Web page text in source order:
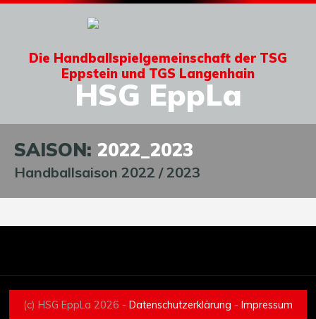
Die Handballspielgemeinschaft der TSG
Eppstein und TGS Langenhain
HSG EppLa
SAISON: 2022_2023
Handballsaison 2022 / 2023
(c) HSG EppLa 2026 - Datenschutzerklärung - Impressum